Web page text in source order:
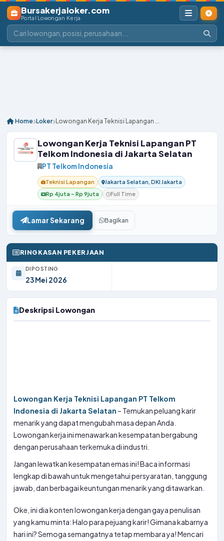
Bursakerjaloker.com
Portal Lowongan Kerja
Home Loker Lowongan Kerja Teknisi Lapangan ...
Lowongan Kerja Teknisi Lapangan PT
Telkom Indonesia di Jakarta Selatan
PT Telkom Indonesia
Teknisi Lapangan
Jakarta Selatan, DKI Jakarta
Rp 4juta – Rp 9juta
Full Time
Lamar Sekarang Bagikan
RINGKASAN PEKERJAAN
DIPOSTING
23 Mei 2026
Deskripsi Lowongan
Lowongan Kerja Teknisi Lapangan PT Telkom
Indonesia di Jakarta Selatan – Temukan peluang karir
menarik yang dapat mengubah masa depan Anda.
Lowongan kerja ini menawarkan kesempatan bergabung
dengan perusahaan terkemuka di industri.
Jangan lewatkan kesempatan emas ini! Baca informasi
lengkap di bawah untuk mengetahui persyaratan, tanggung
jawab, dan berbagai keuntungan menarik yang ditawarkan.
Oke, ini dia konten lowongan kerja dengan gaya penulisan
yang kamu minta: Halo para pejuang karir! Gimana kabarnya
hari ini? Semoga semangatnya tetap membara ya! Mencari